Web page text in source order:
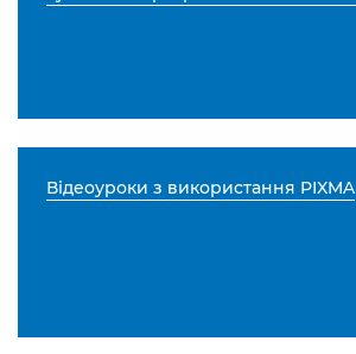
Відеоуроки з використання PIXMA